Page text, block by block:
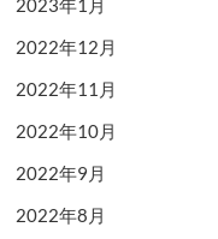
2023年1月
2022年12月
2022年11月
2022年10月
2022年9月
2022年8月